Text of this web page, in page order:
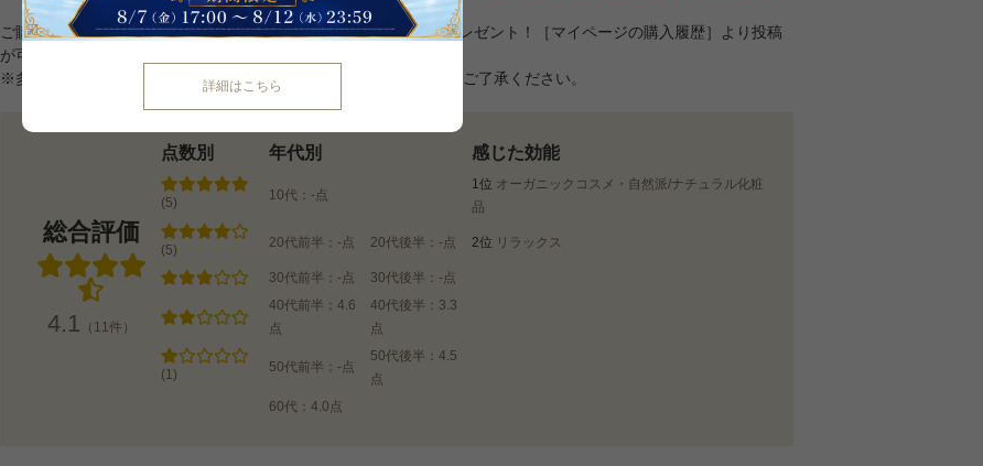
詳細はこちら
ご購入商品の口コミを投稿いただくと、1商品につき50ポイントプレゼント！［マイページの購入履歴］より投稿
が可能です。
※多重投稿や対象外の商品についてはポイント付与されませんのでご了承ください。
総合評価
4.1 （11件）
点数別 年代別 感じた効能
(5) 10代：-点
1位 オーガニックコスメ・自然派/ナチュラル化粧
品
(5) 20代前半：-点 20代後半：-点 2位 リラックス
30代前半：-点
30代後半：-点
40代前半：4.6
点
40代後半：3.3
点
(1) 50代前半：-点
50代後半：4.5
点
60代：4.0点